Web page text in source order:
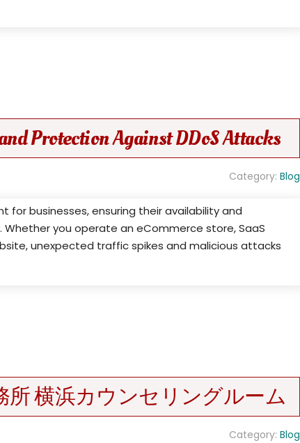
Protection Against DDoS Attacks
Category: Blog
for businesses, ensuring their availability and
you operate an eCommerce store, SaaS
unexpected traffic spikes and malicious attacks
横浜カウンセリングルーム
Category: Blog